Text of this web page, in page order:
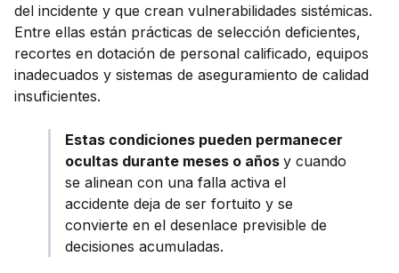
del incidente y que crean vulnerabilidades sistémicas.
Entre ellas están prácticas de selección deficientes,
recortes en dotación de personal calificado, equipos
inadecuados y sistemas de aseguramiento de calidad
insuficientes.
Estas condiciones pueden permanecer
ocultas durante meses o añosy cuando
se alinean con una falla activa el
accidente deja de ser fortuito y se
convierte en el desenlace previsible de
decisiones acumuladas.